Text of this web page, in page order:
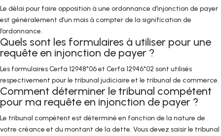
Le délai pour faire opposition à une ordonnance d’injonction de payer
est généralement d’un mois à compter de la signification de
l’ordonnance.
Quels sont les formulaires à utiliser pour une
requête en injonction de payer ?
Les formulaires Cerfa 12948*06 et Cerfa 12946*02 sont utilisés
respectivement pour le tribunal judiciaire et le tribunal de commerce.
Comment déterminer le tribunal compétent
pour ma requête en injonction de payer ?
Le tribunal compétent est déterminé en fonction de la nature de
votre créance et du montant de la dette. Vous devez saisir le tribunal